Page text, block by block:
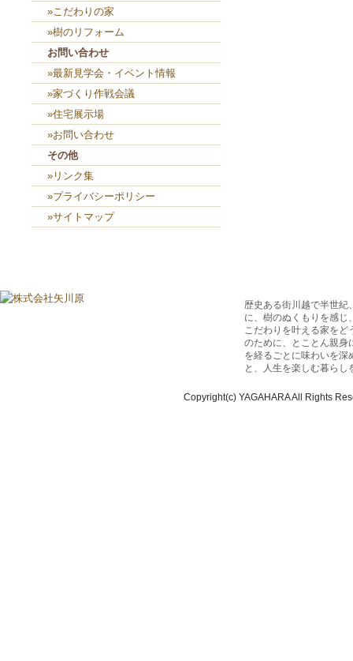
»こだわりの家
»樹のリフォーム
お問い合わせ
»最新見学会・イベント情報
»家づくり作戦会議
»住宅展示場
»お問い合わせ
その他
»リンク集
»プライバシーポリシー
»サイトマップ
歴史ある街川越で半世紀
に、樹のぬくもりを感じ
こだわりを叶える家をど
のために、とことん親身
を経るごとに味わいを深
と、人生を楽しむ暮ら
Copyright(c) YAGAHARA All Rights